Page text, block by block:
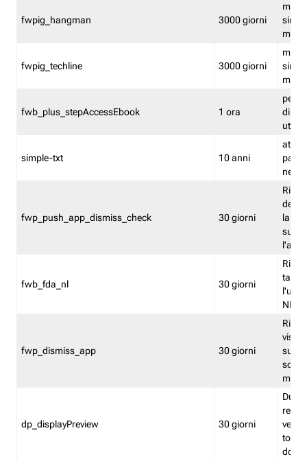
fwpig_hangman 3000 giorni
fwpig_techline 3000 giorni
fwb_plus_stepAccessEbook 1 ora
di un
simple-txt 10 anni
attiva
fwp_push_app_dismiss_check 30 giorni
la
fwb_fda_nl 30 giorni
NL
fwp_dismiss_app 30 giorni
visto
dp_displayPreview 30 giorni
torna
dopo